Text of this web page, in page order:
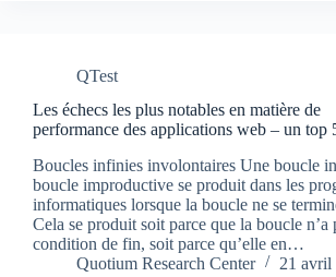
QTest
Les échecs les plus notables en matière de
performance des applications web – un top
Boucles infinies involontaires Une boucle
boucle improductive se produit dans les
informatiques lorsque la boucle ne se
Cela se produit soit parce que la boucle n’a
condition de fin, soit parce qu’elle en…
Quotium Research Center
21 avril